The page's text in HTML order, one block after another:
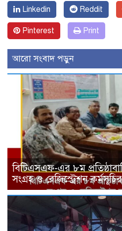
Linkedin Reddit
Pinterest Print
আরো সংবাদ পড়ুন
বিটিএসএফ-এর ৮ম
সংগ্রহ ও রেজিস্ট্রেশন